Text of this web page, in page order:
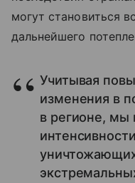
могут становиться
дальнейшего
Учитывая
изменения в
в регионе, мы